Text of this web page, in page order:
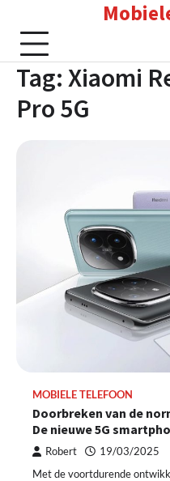
content
Tag: Xiaomi
Pro 5G
MOBIELE TELEFOON
Doorbreken van de
De nieuwe 5G
Robert 19/03/2025
Met de voortdurende